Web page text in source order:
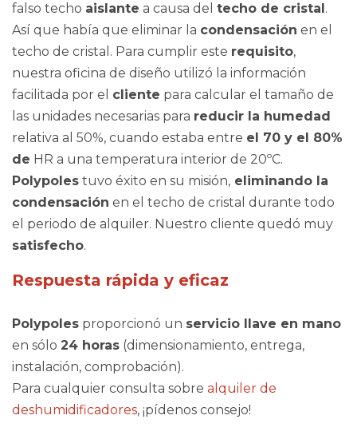
falso techo aislante a causa del techo de cristal .
Así que había que eliminar la condensación en el
techo de cristal. Para cumplir este requisito,
nuestra oficina de diseño utilizó la información
facilitada por el cliente para calcular el tamaño de
las unidades necesarias para reducir la humedad
relativa al 50%, cuando estaba entre el 70 y el 80%
de HR a una temperatura interior de 20ºC.
Polypoles tuvo éxito en su misión, eliminando la
condensación en el techo de cristal durante todo
el periodo de alquiler. Nuestro cliente quedó muy
satisfecho.
Respuesta rápida y eficaz
Polypoles proporcionó un servicio llave en mano
en sólo 24 horas (dimensionamiento, entrega,
instalación, comprobación).
Para cualquier consulta sobre alquiler de
deshumidificadores, ¡pídenos consejo!